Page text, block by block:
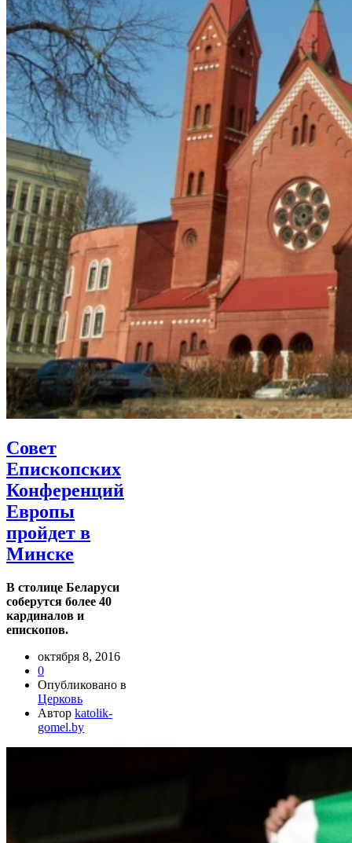
Совет
Епископских
Конференций
Европы
пройдет в
Минске
В столице Беларуси
соберутся более 40
кардиналов и
епископов.
октября 8, 2016
0
Опубликовано в
Церковь
Автор katolik-
gomel.by